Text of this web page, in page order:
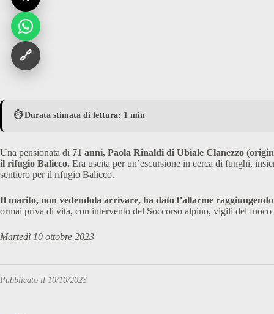
⏱️ Durata stimata di lettura: 1 min
Una pensionata di 71 anni, Paola Rinaldi di Ubiale Clanezzo
il rifugio Balicco. Era uscita per un’escursione in cerca di funghi,
sentiero per il rifugio Balicco.
Il marito, non vedendola arrivare, ha dato l’allarme
ormai priva di vita, con intervento del Soccorso alpino, vigili del
Martedì 10 ottobre 2023
Pubblicato il 10/10/2023
🔗